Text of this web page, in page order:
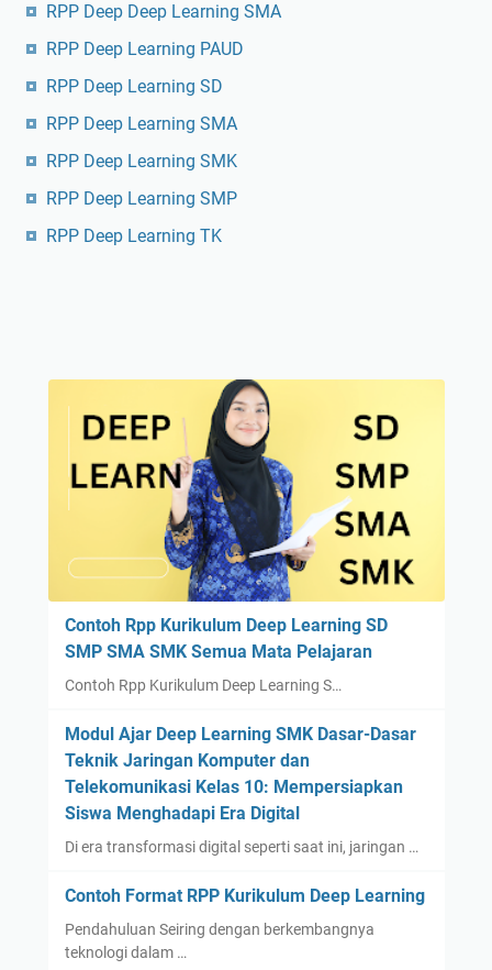
RPP Deep Deep Learning SMA
RPP Deep Learning PAUD
RPP Deep Learning SD
RPP Deep Learning SMA
RPP Deep Learning SMK
RPP Deep Learning SMP
RPP Deep Learning TK
Contoh Rpp Kurikulum Deep Learning SD
SMP SMA SMK Semua Mata Pelajaran
Contoh Rpp Kurikulum Deep Learning S…
Modul Ajar Deep Learning SMK Dasar-Dasar
Teknik Jaringan Komputer dan
Telekomunikasi Kelas 10: Mempersiapkan
Siswa Menghadapi Era Digital
Di era transformasi digital seperti saat ini, jaringan …
Contoh Format RPP Kurikulum Deep Learning
Pendahuluan Seiring dengan berkembangnya
teknologi dalam …